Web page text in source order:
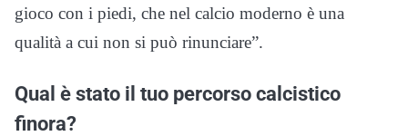
gioco con i piedi, che nel calcio moderno è una
qualità a cui non si può rinunciare”.
Qual è stato il tuo percorso calcistico
finora?